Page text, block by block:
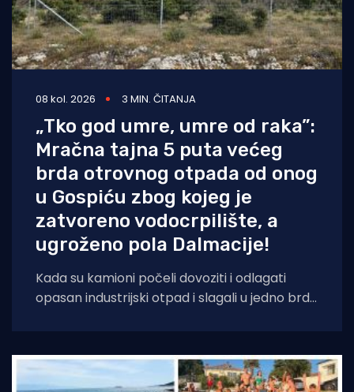
08 kol. 2026 3 MIN. ČITANJA
„Tko god umre, umre od raka”:
Mračna tajna 5 puta većeg
brda otrovnog otpada od onog
u Gospiću zbog kojeg je
zatvoreno vodocrpilište, a
ugroženo pola Dalmacije!
Kada su kamioni počeli dovoziti i odlagati
opasan industrijski otpad i slagali u jedno brdo